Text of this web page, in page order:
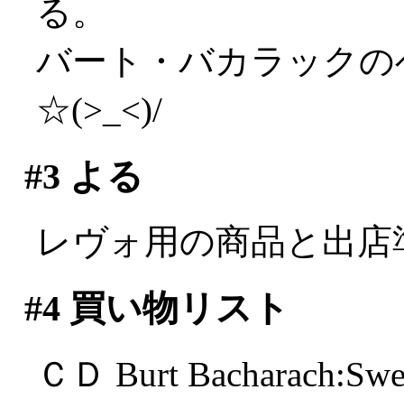
る。
バート・バカラック
☆(>_<)/
#3 よる
レヴォ用の商品と出
#4買い物リスト
ＣＤ Burt